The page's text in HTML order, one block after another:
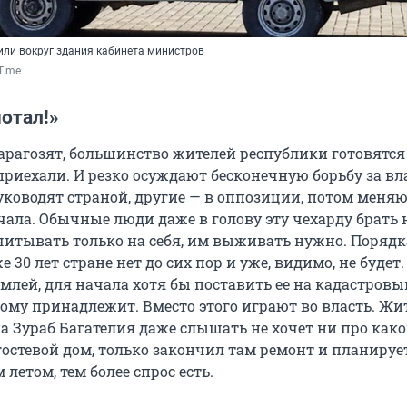
вокруг здания кабинета министров
большинство жителей республики готовятся
И резко осуждают бесконечную борьбу за
страной, другие — в оппозиции, потом
Обычные люди даже в голову эту чехарду брать
только на себя, им выживать нужно.
30 лет стране нет до сих пор и уже, видимо, не
для начала хотя бы поставить ее на
принадлежит. Вместо этого играют во власть.
Зураб Багателия даже слышать не хочет ни про
дом, только закончил там ремонт и
тем более спрос есть.